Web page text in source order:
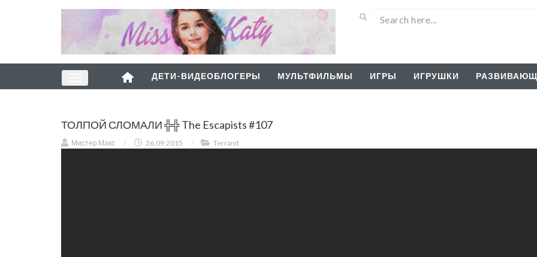
ДЕТИ-ВИДЕОБЛОГЕРЫ МУЛЬТФИЛЬМЫ ИГРЫ ИГРУШКИ
ТОЛПОЙ СЛОМАЛИ ╬╬ The Escapists #107
Мистер Макс / 26.09.2015 / Terranit